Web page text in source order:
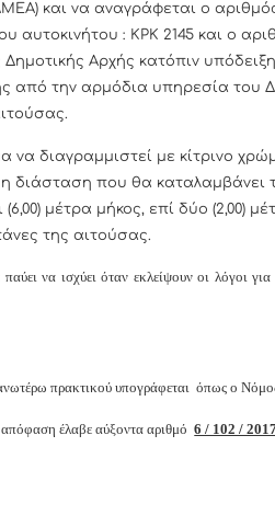
και να αναγράφεται ο
αυτοκινήτου : ΚΡΚ 2145 και ο
Αρχής κατόπιν
από την αρμόδια υπηρεσία του
να διαγραμμιστεί με κίτρινο
διάσταση που θα καταλαμβάνει
(6,00) μέτρα μήκος, επί δύο (2,00)
της αιτούσας.
να ισχύει όταν εκλείψουν οι λόγοι για
πρακτικού υπογράφεται όπως ο
έλαβε αύξοντα αριθμό6 / 102 /